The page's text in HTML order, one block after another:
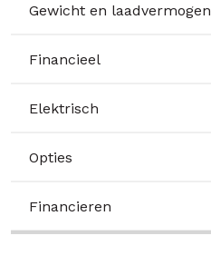
Gewicht en laadvermogen
Financieel
Elektrisch
Opties
Financieren